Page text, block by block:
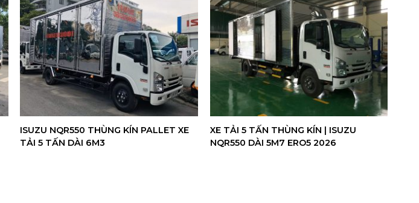
ISUZU NQR550 THÙNG KÍN PALLET XE
TẢI 5 TẤN DÀI 6M3
XE TẢI 5 TẤN THÙNG KÍN | ISUZU
NQR550 DÀI 5M7 ERO5 2026